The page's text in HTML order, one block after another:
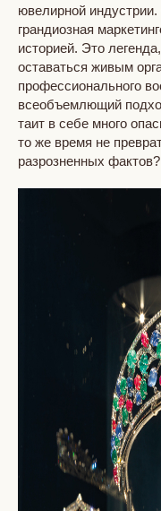
ювелирной
грандиозная
историей. Это
оставаться живым
профессионального
всеобъемлющий
таит в себе много
то же время не
разрозненных фактов?